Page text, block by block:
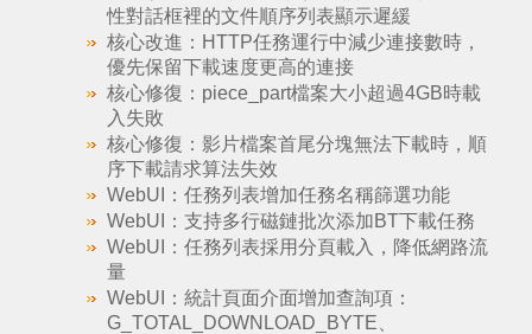
性對話框裡的文件順序列表顯示遲緩
核心改進：HTTP任務運行中減少連接數時，
優先保留下載速度更高的連接
核心修復：piece_part檔案大小超過4GB時載
入失敗
核心修復：影片檔案首尾分塊無法下載時，順
序下載請求算法失效
WebUI：任務列表增加任務名稱篩選功能
WebUI：支持多行磁鏈批次添加BT下載任務
WebUI：任務列表採用分頁載入，降低網路流
量
WebUI：統計頁面介面增加查詢項：
G_TOTAL_DOWNLOAD_BYTE、